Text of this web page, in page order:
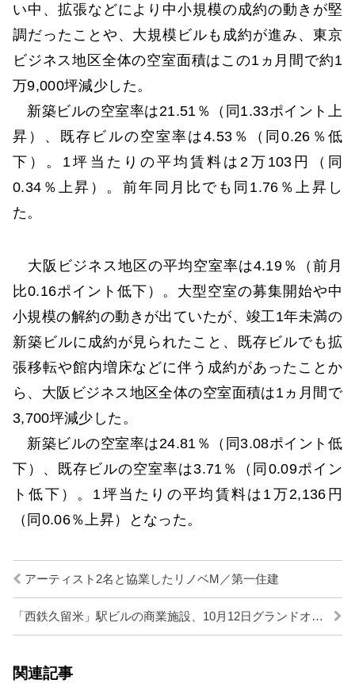
い中、拡張などにより中小規模の成約の動きが堅
調だったことや、大規模ビルも成約が進み、東京
ビジネス地区全体の空室面積はこの1ヵ月間で約1
万9,000坪減少した。
新築ビルの空室率は21.51％（同1.33ポイント上
昇）、既存ビルの空室率は4.53％（同0.26％低
下）。1坪当たりの平均賃料は2万103円（同
0.34％上昇）。前年同月比でも同1.76％上昇し
た。
大阪ビジネス地区の平均空室率は4.19％（前月
比0.16ポイント低下）。大型空室の募集開始や中
小規模の解約の動きが出ていたが、竣工1年未満の
新築ビルに成約が見られたこと、既存ビルでも拡
張移転や館内増床などに伴う成約があったことか
ら、大阪ビジネス地区全体の空室面積は1ヵ月間で
3,700坪減少した。
新築ビルの空室率は24.81％（同3.08ポイント低
下）、既存ビルの空室率は3.71％（同0.09ポイン
ト低下）。1坪当たりの平均賃料は1万2,136円
（同0.06％上昇）となった。
アーティスト2名と協業したリノベM／第一住建
「西鉄久留米」駅ビルの商業施設、10月12日グランドオープン
関連記事